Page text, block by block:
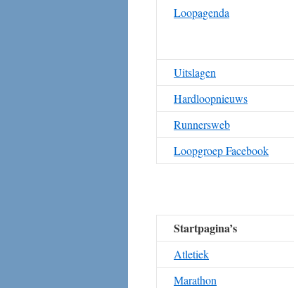
Loopagenda
Uitslagen
Hardloopnieuws
Runnersweb
Loopgroep Facebook
Startpagina’s
Atletiek
Marathon